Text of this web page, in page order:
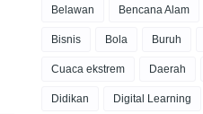
Belawan Bencana Alam
Bisnis Bola Buruh
Cuaca ekstrem Daerah
Didikan Digital Learning